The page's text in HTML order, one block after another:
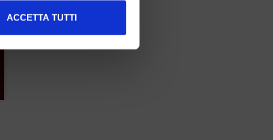
(impronte
ACCETTA TUTTI